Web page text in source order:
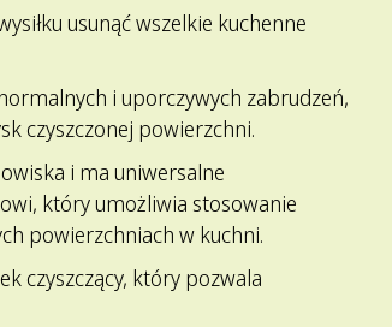
usunąć wszelkie kuchenne
i uporczywych zabrudzeń,
czyszczonej powierzchni.
i ma uniwersalne
który umożliwia stosowanie
powierzchniach w kuchni.
czyszczący, który pozwala